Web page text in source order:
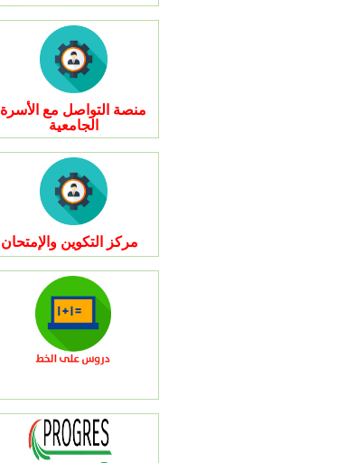
منصة التواصل مع الأسرة
الجامعية
مركز التكوين والإمتحان